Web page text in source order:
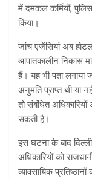
में दमकल कर्मियों,
किया।
जांच एजेंसियां अब
आपातकालीन निकास
हैं। यह भी पता लगाया
अनुमति प्राप्त थी या
तो संबंधित अधिकारियों
सकती है।
इस घटना के बाद
अधिकारियों को
व्यावसायिक